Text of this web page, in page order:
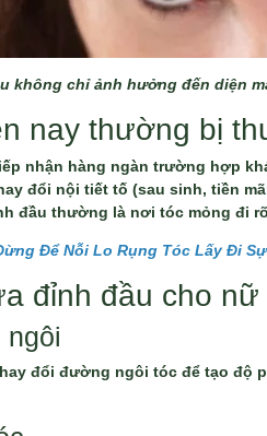
không chỉ ảnh hưởng đến diện
nay thường bị
nhận hàng ngàn trường hợp
đổi nội tiết tố (sau sinh, tiền
đầu thường là nơi tóc mỏng đi
Để Nỗi Lo Rụng Tóc Lấy Đi
đỉnh đầu cho
ngôi
đổi đường ngôi tóc để tạo độ